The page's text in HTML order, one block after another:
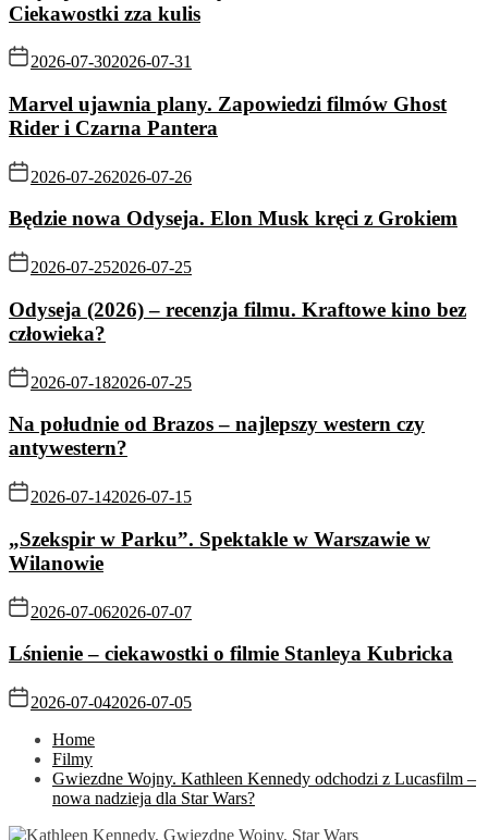
Ciekawostki zza kulis
2026-07-302026-07-31
Marvel ujawnia plany. Zapowiedzi filmów Ghost
Rider i Czarna Pantera
2026-07-262026-07-26
Będzie nowa Odyseja. Elon Musk kręci z Grokiem
2026-07-252026-07-25
Odyseja (2026) – recenzja filmu. Kraftowe kino bez
człowieka?
2026-07-182026-07-25
Na południe od Brazos – najlepszy western czy
antywestern?
2026-07-142026-07-15
„Szekspir w Parku”. Spektakle w Warszawie w
Wilanowie
2026-07-062026-07-07
Lśnienie – ciekawostki o filmie Stanleya Kubricka
2026-07-042026-07-05
Home
Filmy
Gwiezdne Wojny. Kathleen Kennedy odchodzi z Lucasfilm –
nowa nadzieja dla Star Wars?